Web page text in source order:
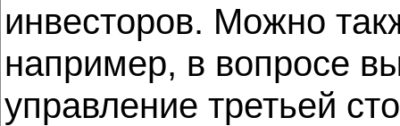
инвесторов. Можно
например, в вопросе
управление третьей